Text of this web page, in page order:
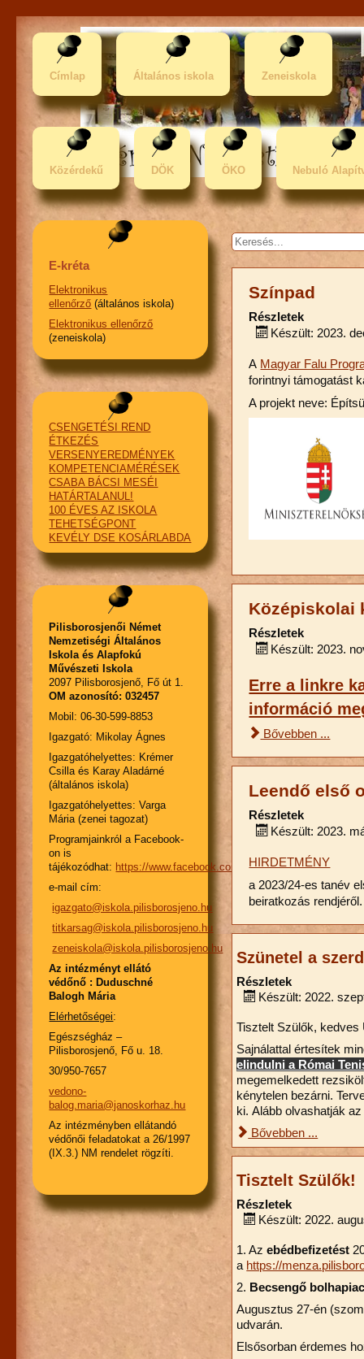
Címlap Általános iskola Zeneiskola
Közérdekű DÖK ÖKO Nebuló
E-kréta
Elektronikus
ellenőrző (általános iskola)
Elektronikus ellenőrző
(zeneiskola)
CSENGETÉSI REND
ÉTKEZÉS
VERSENYEREDMÉNYEK
KOMPETENCIAMÉRÉSEK
CSABA BÁCSI MESÉI
HATÁRTALANUL!
100 ÉVES AZ ISKOLA
TEHETSÉGPONT
KEVÉLY DSE KOSÁRLABDA
Pilisborosjenői Német
Nemzetiségi Általános
Iskola és Alapfokú
Művészeti Iskola
2097 Pilisborosjenő, Fő út 1.
OM azonosító: 032457
Mobil: 06-30-599-8853
Igazgató: Mikolay Ágnes
Igazgatóhelyettes: Krémer
Csilla és Karay Aladárné
(általános iskola)
Igazgatóhelyettes: Varga
Mária (zenei tagozat)
Programjainkról a Facebook-
on is
tájékozódhat: https://www.facebook.com/pbjiskola/
e-mail cím:
igazgato@iskola.pilisborosjeno.hu
titkarsag@iskola.pilisborosjeno.hu
zeneiskola@iskola.pilisborosjeno.hu
Az intézményt ellátó
védőnő : Duduschné
Balogh Mária
Elérhetőségei:
Egészségház –
Pilisborosjenő, Fő u. 18.
30/950-7657
vedono-
balog.maria@janoskorhaz.hu
Az intézményben ellátandó
védőnői feladatokat a 26/1997
(IX.3.) NM rendelet rögzíti.
Keresés...
Színpad
Részletek
Készült: 2023.
A Magyar Falu
forintnyi támogatást
A projekt neve:
Középiskolai
Részletek
Készült: 2023.
Erre a linkre
információ
Bővebben ...
Leendő első
Részletek
Készült: 2023.
HIRDETMÉNY
a 2023/24-es tanév
beiratkozás rendjéről.
Szünetel a
Részletek
Készült: 2022.
Tisztelt Szülők, kedves
Sajnálattal értesítek
elindulni a Római
megemelkedett
kénytelen bezárni.
ki. Alább olvashatják
Bővebben ...
Tisztelt Szülők!
Részletek
Készült: 2022.
1. Azebédbefizetést
a https://
2. Becsengő
Augusztus 27-én
udvarán.
Elsősorban érdemes